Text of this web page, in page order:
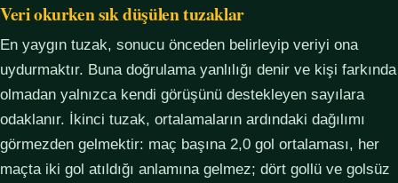
Veri okurken sık düşülen tuzaklar
En yaygın tuzak, sonucu önceden belirleyip veriyi ona
uydurmaktır. Buna doğrulama yanlılığı denir ve kişi farkında
olmadan yalnızca kendi görüşünü destekleyen sayılara
odaklanır. İkinci tuzak, ortalamaların ardındaki dağılımı
görmezden gelmektir: maç başına 2,0 gol ortalaması, her
maçta iki gol atıldığı anlamına gelmez; dört gollü ve golsüz